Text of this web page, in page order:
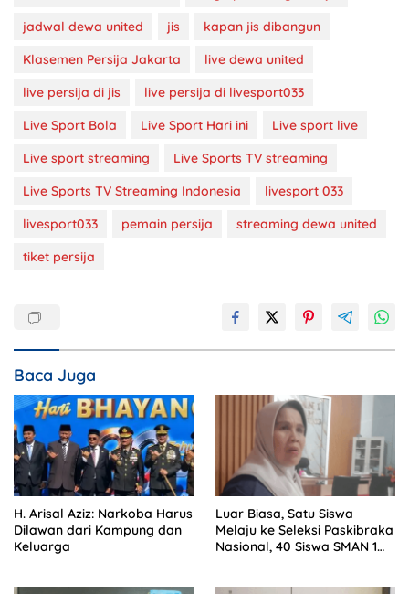
jadwal dewa united
jis
kapan jis dibangun
Klasemen Persija Jakarta
live dewa united
live persija di jis
live persija di livesport033
Live Sport Bola
Live Sport Hari ini
Live sport live
Live sport streaming
Live Sports TV streaming
Live Sports TV Streaming Indonesia
livesport 033
livesport033
pemain persija
streaming dewa united
tiket persija
Baca Juga
H. Arisal Aziz: Narkoba Harus
Dilawan dari Kampung dan
Keluarga
Luar Biasa, Satu Siswa
Melaju ke Seleksi Paskibraka
Nasional, 40 Siswa SMAN 1